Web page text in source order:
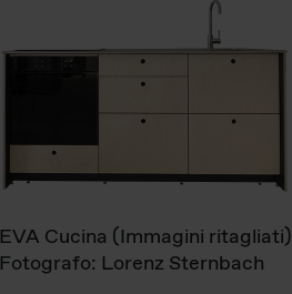
EVA Cucina (Immagini ritagliati)
Fotografo: Lorenz Sternbach